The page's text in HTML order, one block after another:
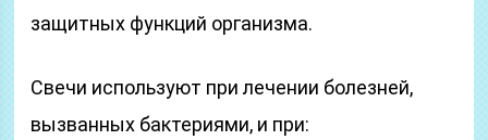
защитных функций организма.
Свечи используют при лечении болезней,
вызванных бактериями, и при: